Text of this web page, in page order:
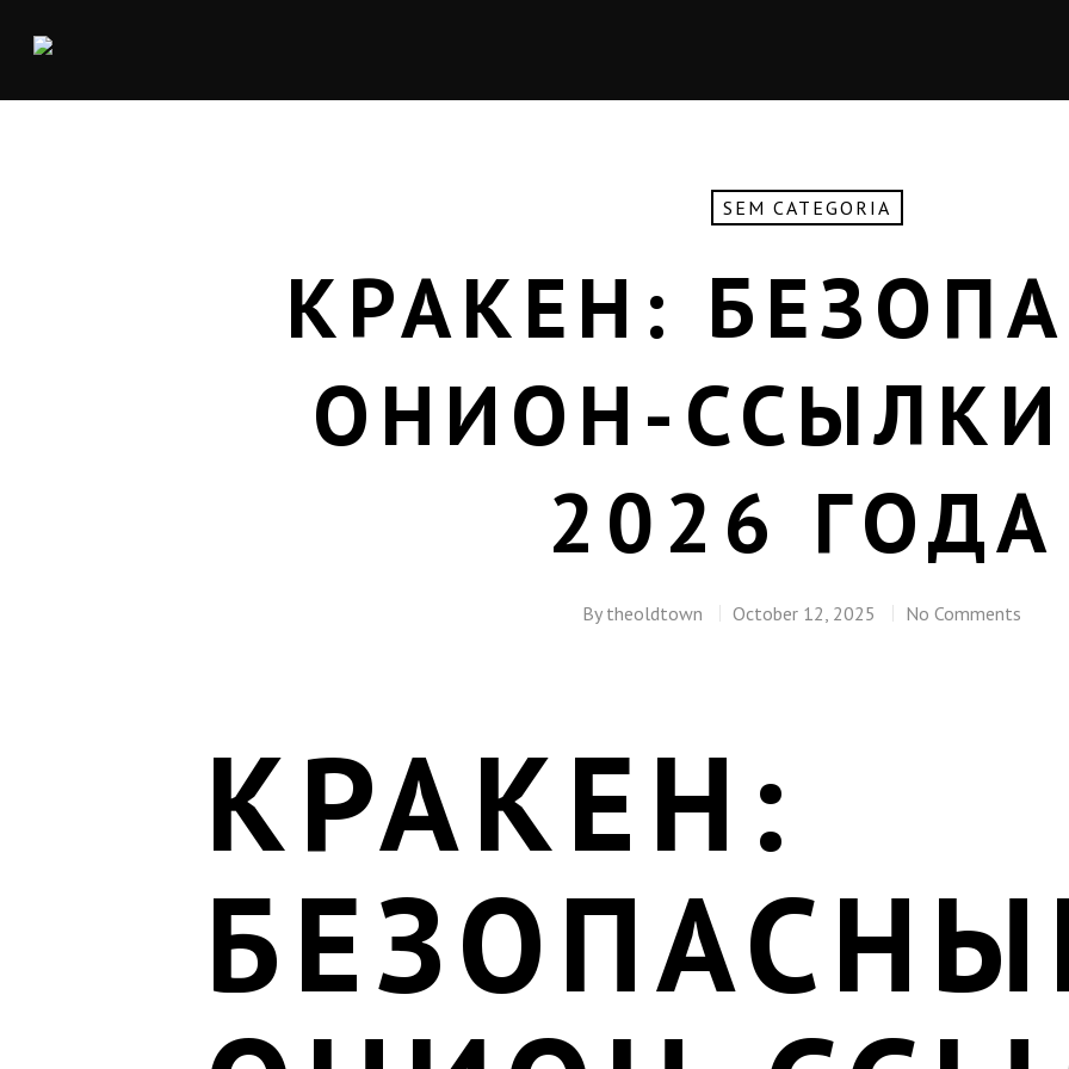
SEM CATEGORIA
КРАКЕН:
ОНИОН-
2026 ГОДА
By theoldtown October 12, 2025 No Comments
КРАКЕН: